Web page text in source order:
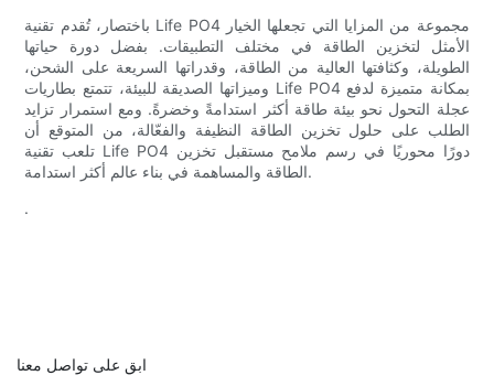
باختصار، تُقدم تقنية Life PO4 مجموعة من المزايا التي تجعلها الخيار
الأمثل لتخزين الطاقة في مختلف التطبيقات. بفضل دورة حياتها
الطويلة، وكثافتها العالية من الطاقة، وقدراتها السريعة على الشحن،
وميزاتها الصديقة للبيئة، تتمتع بطاريات Life PO4 بمكانة متميزة لدفع
عجلة التحول نحو بيئة طاقة أكثر استدامةً وخضرةً. ومع استمرار تزايد
الطلب على حلول تخزين الطاقة النظيفة والفعّالة، من المتوقع أن
تلعب تقنية Life PO4 دورًا محوريًا في رسم ملامح مستقبل تخزين
الطاقة والمساهمة في بناء عالم أكثر استدامة.
.
ابق على تواصل معنا